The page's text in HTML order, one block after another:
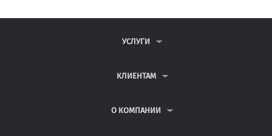
УСЛУГИ
ДИПЛОМНЫЕ РАБОТЫ
РЕФЕРАТЫ
КЛИЕНТАМ
ВОПРОСЫ И ОТВЕТЫ
О КОМПАНИИ